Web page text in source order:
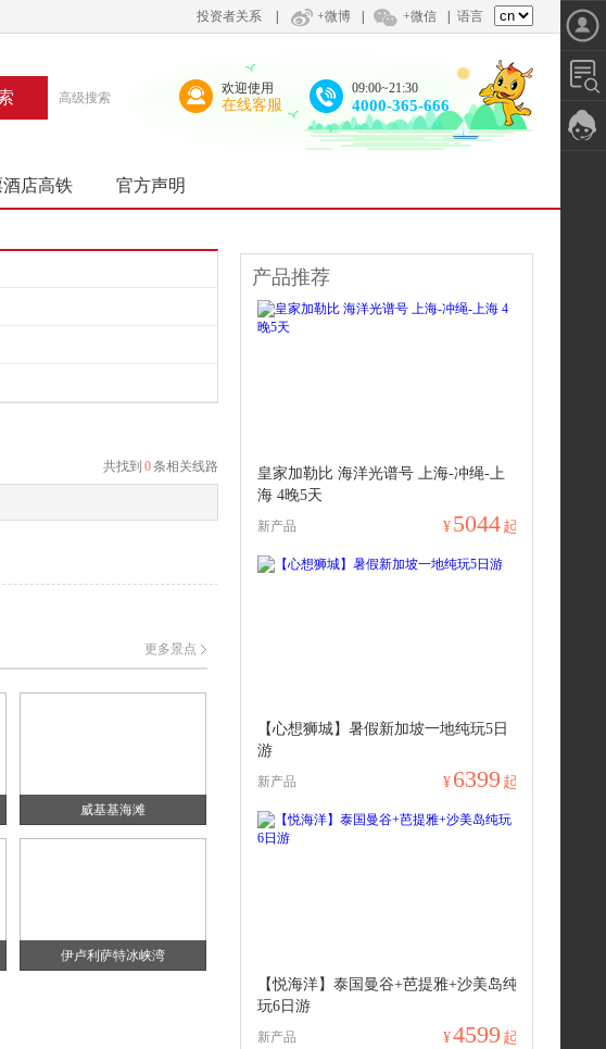
投资者关系 +微博 +微信 语言
高级搜索
欢迎使用
在线客服
09:00~21:30
4000-365-666
店高铁 官方声明
共找到 0条相关线路
更多景点
威基基海滩
伊卢利萨特冰峡湾
产品推荐
皇家加勒比 海洋光谱号 上海-冲绳-上
海 4晚5天
新产品 ¥ 5044 起
【心想狮城】暑假新加坡一地纯玩5日
游
新产品 ¥ 6399 起
【悦海洋】泰国曼谷+芭提雅+沙美岛纯
玩6日游
新产品 ¥4599 起